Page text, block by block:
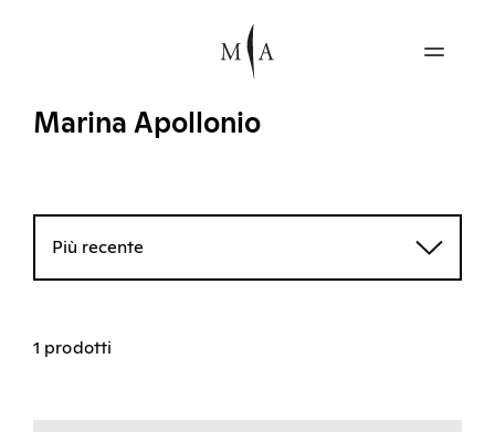
Marina Apollonio
Più recente
1 prodotti